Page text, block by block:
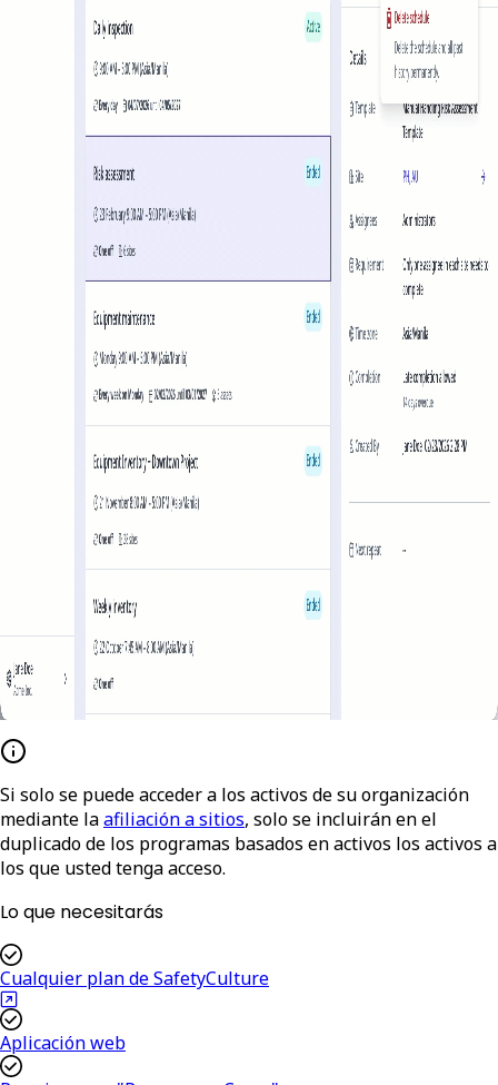
Si solo se puede acceder a los activos de su organización
mediante laafiliación a sitios, solo se incluirán en el
duplicado de los programas basados en activos los activos a
los que usted tenga acceso.
Lo que necesitarás
Cualquier plan de SafetyCulture
Aplicación web